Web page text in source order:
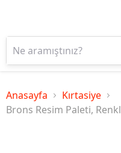
Anasayfa
Kırtasiye
Brons Resim Paleti,